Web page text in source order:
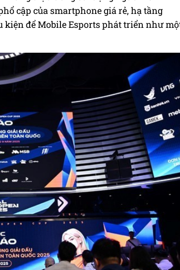
cập của smartphone giá rẻ, hạ tầng
kiện để Mobile Esports phát triển như